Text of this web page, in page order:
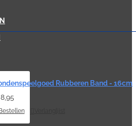
Rubberen Band - 16cm
Bestellen